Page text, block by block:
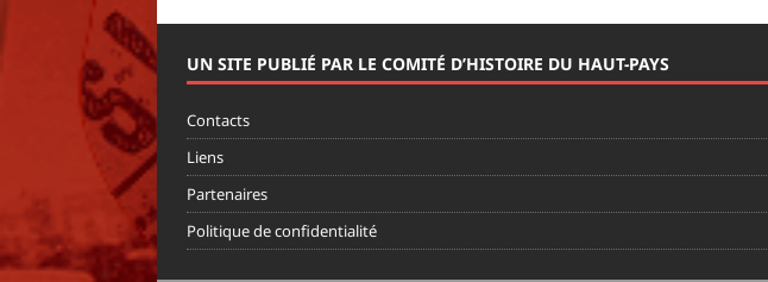
UN SITE PUBLIÉ PAR LE COMITÉ D’HISTOIRE DU HAUT-PAYS
Contacts
Liens
Partenaires
Politique de confidentialité